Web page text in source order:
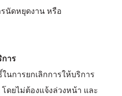
นัดหยุดงาน หรือ
การ
นการยกเลิกการให้บริการ
ดยไม่ต้องแจ้งล่วงหน้า และ